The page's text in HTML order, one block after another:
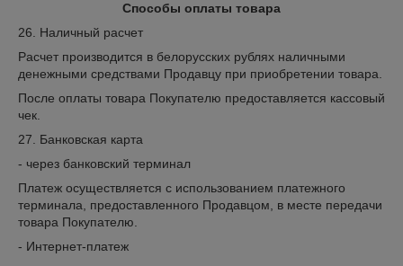
Способы оплаты товара
26. Наличный расчет
Расчет производится в белорусских рублях наличными
денежными средствами Продавцу при приобретении товара.
После оплаты товара Покупателю предоставляется кассовый
чек.
27. Банковская карта
- через банковский терминал
Платеж осуществляется с использованием платежного
терминала, предоставленного Продавцом, в месте передачи
товара Покупателю.
- Интернет-платеж